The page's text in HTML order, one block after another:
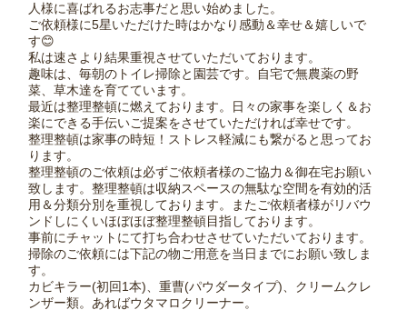
人様に喜ばれるお志事だと思い始めました。
ご依頼様に5星いただけた時はかなり感動＆幸せ＆嬉しいで
す😊
私は速さより結果重視させていただいております。
趣味は、毎朝のトイレ掃除と園芸です。自宅で無農薬の野
菜、草木達を育てています。
最近は整理整頓に燃えております。日々の家事を楽しく＆お
楽にできる手伝いご提案をさせていただければ幸せです。
整理整頓は家事の時短！ストレス軽減にも繋がると思ってお
ります。
整理整頓のご依頼は必ずご依頼者様のご協力＆御在宅お願い
致します。整理整頓は収納スペースの無駄な空間を有効的活
用＆分類分別を重視しております。またご依頼者様がリバウ
ンドしにくいほぼほぼ整理整頓目指しております。
事前にチャットにて打ち合わせさせていただいております。
掃除のご依頼には下記の物ご用意を当日までにお願い致しま
す。
カビキラー(初回1本)、重曹(パウダータイプ)、クリームクレ
ンザー類。あればウタマロクリーナー。